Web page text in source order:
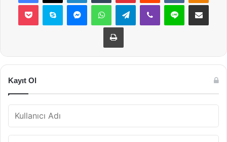
Pocket Skype MessengerWhatsAppTelegramViber Line E-Posta ile
Yazdır
Kayıt Ol